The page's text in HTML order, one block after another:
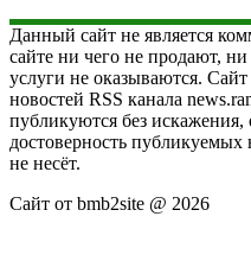
Данный сайт не является
сайте ни чего не продают,
услуги не оказываются. Сайт
новостей RSS канала
публикуются без искажения,
достоверность
не несёт.
Сайт от bmb2site @ 2026